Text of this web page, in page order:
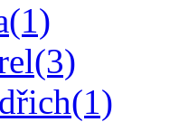
(1)
(3)
(1)